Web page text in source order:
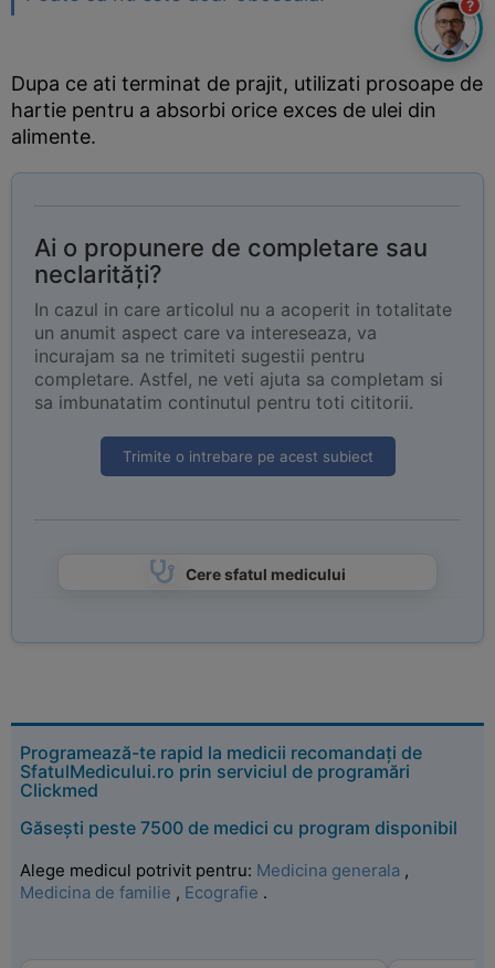
Dupa ce ati terminat de prajit, utilizati prosoape de
hartie pentru a absorbi orice exces de ulei din
alimente.
Ai o propunere de completare sau
neclarități?
In cazul in care articolul nu a acoperit in totalitate
un anumit aspect care va intereseaza, va
incurajam sa ne trimiteti sugestii pentru
completare. Astfel, ne veti ajuta sa completam si
sa imbunatatim continutul pentru toti cititorii.
Trimite o intrebare pe acest subiect
Cere sfatul medicului
Programează-te rapid la medicii recomandați de
SfatulMedicului.ro prin serviciul de programări
Clickmed
Găsești peste 7500 de medici cu program disponibil
Alege medicul potrivit pentru: Medicina generala ,
Medicina de familie , Ecografie .
?